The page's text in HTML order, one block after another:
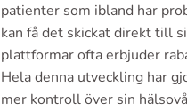
patienter som ibland har
kan få det skickat direkt till
plattformar ofta erbjuder
Hela denna utveckling har
mer kontroll över sin